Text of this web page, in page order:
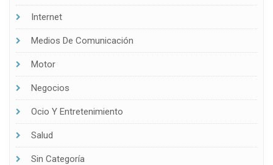
Internet
Medios De Comunicación
Motor
Negocios
Ocio Y Entretenimiento
Salud
Sin Categoría